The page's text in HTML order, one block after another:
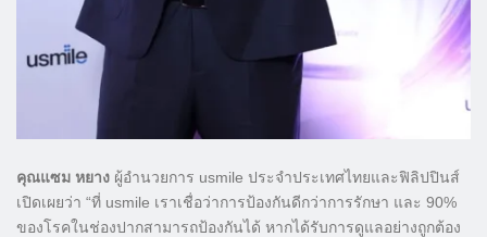
คุณแซม หยาง ผู้อำนวยการ usmile ประจำประเทศไทยและฟิลิปปินส์
เปิดเผยว่า “ที่ usmile เราเชื่อว่าการป้องกันดีกว่าการรักษา และ 90%
ของโรคในช่องปากสามารถป้องกันได้ หากได้รับการดูแลอย่างถูกต้อง